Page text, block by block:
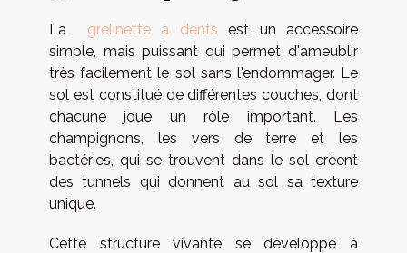
La grelinette à dents est un accessoire
simple, mais puissant qui permet d'ameublir
très facilement le sol sans l'endommager. Le
sol est constitué de différentes couches, dont
chacune joue un rôle important. Les
champignons, les vers de terre et les
bactéries, qui se trouvent dans le sol créent
des tunnels qui donnent au sol sa texture
unique.
Cette structure vivante se développe à